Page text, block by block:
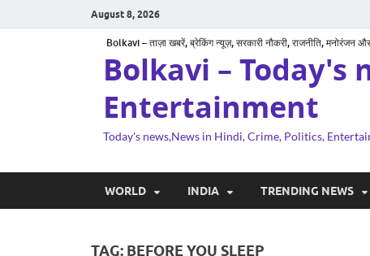
August 8, 2026
Bolkavi – ताज़ा खबरें, ब्रेकिंग न्यूज़, सरकारी नौकरी, राजनीति, मनोरंजन
Bolkavi – Today's
Entertainment
Today's news,News in Hindi, Crime, Politics,
WORLD INDIA TRENDING NEWS
TAG: BEFORE YOU SLEEP